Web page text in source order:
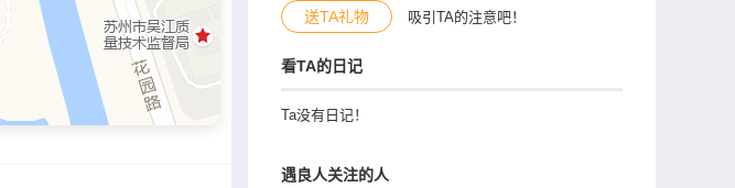
送TA礼物 吸引TA的注意吧！
看TA的日记
Ta没有日记！
遇良人关注的人